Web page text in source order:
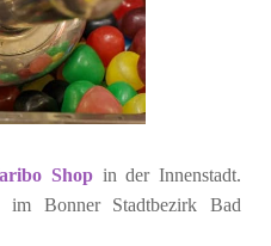
Shop in der Innenstadt.
Bonner Stadtbezirk Bad